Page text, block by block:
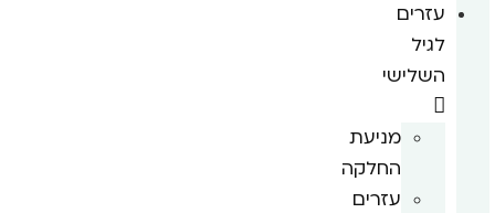
עזרים
לגיל
השלישי
מניעת
החלקה
עזרים